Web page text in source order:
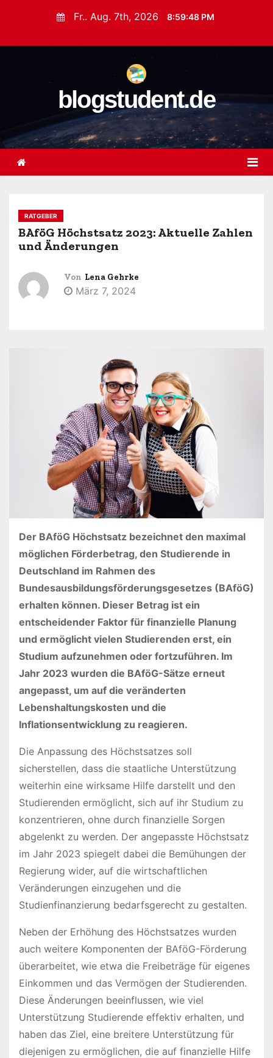
p
Fr.. Aug. 7th, 2026 8:59:49 PM
blogstudent.de
RATGEBER
BAföG Höchstsatz 2023: Aktuelle Zahlen
und Änderungen
Von Lena Gehrke
März 7, 2024
Der BAföG Höchstsatz bezeichnet den maximal
möglichen Förderbetrag, den Studierende in
Deutschland im Rahmen des
Bundesausbildungsförderungsgesetzes (BAföG)
erhalten können. Dieser Betrag ist ein
entscheidender Faktor für finanzielle Planung
und ermöglicht vielen Studierenden erst, ein
Studium aufzunehmen oder fortzuführen. Im
Jahr 2023 wurden die BAföG-Sätze erneut
angepasst, um auf die veränderten
Lebenshaltungskosten und die
Inflationsentwicklung zu reagieren.
Die Anpassung des Höchstsatzes soll
sicherstellen, dass die staatliche Unterstützung
weiterhin eine wirksame Hilfe darstellt und den
Studierenden ermöglicht, sich auf ihr Studium zu
konzentrieren, ohne durch finanzielle Sorgen
abgelenkt zu werden. Der angepasste Höchstsatz
im Jahr 2023 spiegelt dabei die Bemühungen der
Regierung wider, auf die wirtschaftlichen
Veränderungen einzugehen und die
Studienfinanzierung bedarfsgerecht zu gestalten.
Neben der Erhöhung des Höchstsatzes wurden
auch weitere Komponenten der BAföG-Förderung
überarbeitet, wie etwa die Freibeträge für eigenes
Einkommen und das Vermögen der Studierenden.
Diese Änderungen beeinflussen, wie viel
Unterstützung Studierende effektiv erhalten, und
haben das Ziel, eine breitere Unterstützung für
diejenigen zu ermöglichen, die auf finanzielle Hilfe